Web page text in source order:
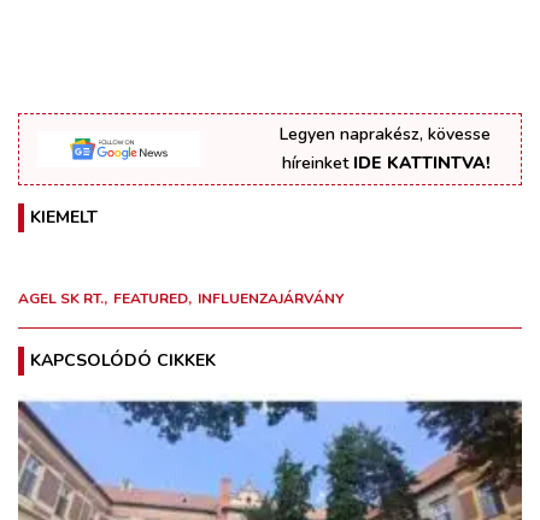
Legyen naprakész, kövesse
híreinket IDE KATTINTVA!
KIEMELT
AGEL SK RT. FEATURED INFLUENZAJÁRVÁNY
KAPCSOLÓDÓ CIKKEK